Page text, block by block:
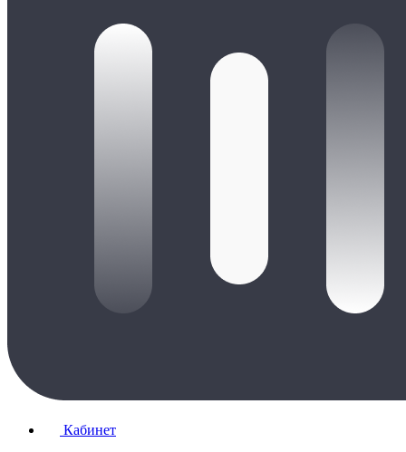
Кабинет